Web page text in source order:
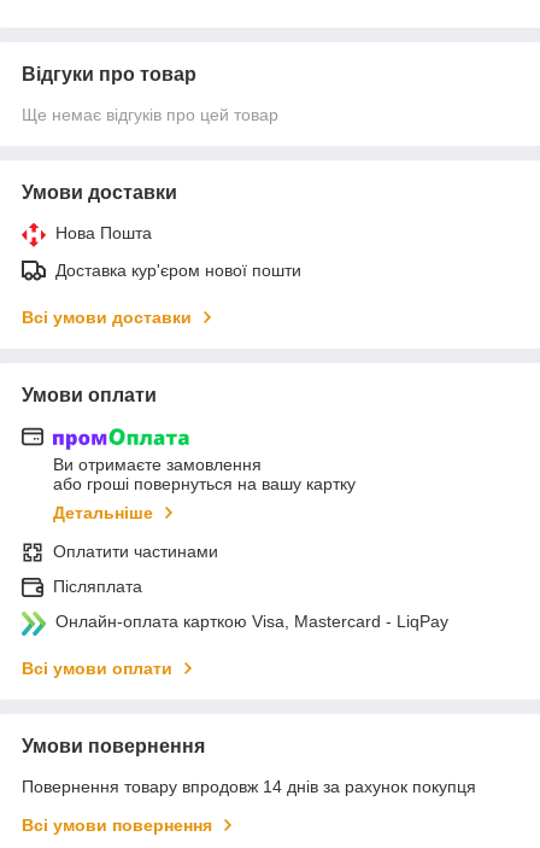
Відгуки про товар
Ще немає відгуків про цей товар
Умови доставки
Нова Пошта
Доставка кур'єром нової пошти
Всі умови доставки
Умови оплати
Ви отримаєте замовлення
або гроші повернуться на вашу картку
Детальніше
Оплатити частинами
Післяплата
Онлайн-оплата карткою Visa, Mastercard - LiqPay
Всі умови оплати
Умови повернення
Повернення товару впродовж 14 днів за рахунок покупця
Всі умови повернення